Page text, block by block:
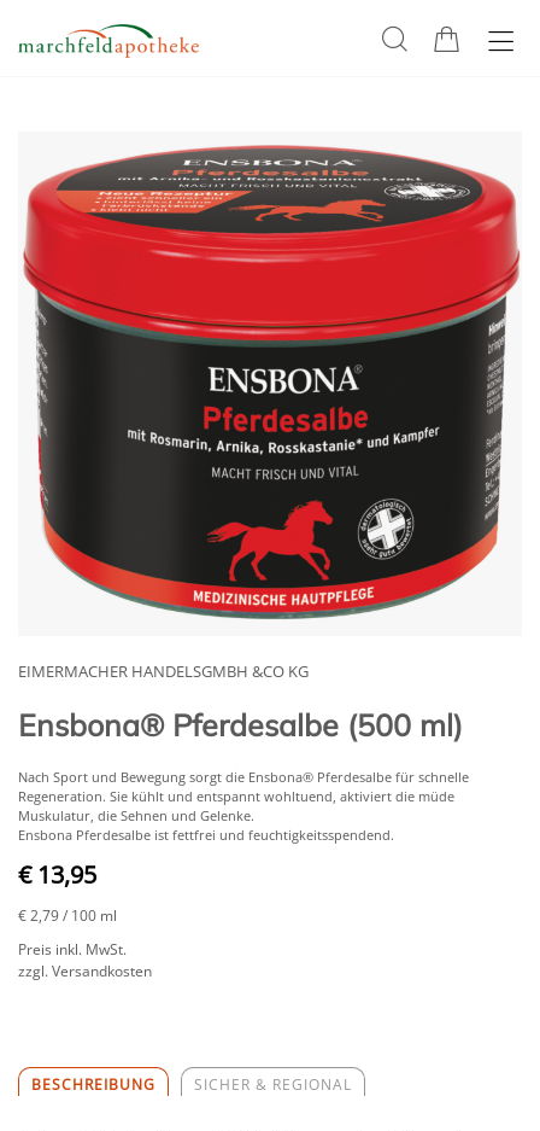
EIMERMACHER HANDELSGMBH &CO KG
Ensbona® Pferdesalbe (500 ml)
Nach Sport und Bewegung sorgt die Ensbona® Pferdesalbe für schnelle
Regeneration. Sie kühlt und entspannt wohltuend, aktiviert die müde
Muskulatur, die Sehnen und Gelenke.
Ensbona Pferdesalbe ist fettfrei und feuchtigkeitsspendend.
€ 13,95
€ 2,79/ 100 ml
Preis inkl. MwSt.
zzgl. Versandkosten
BESCHREIBUNG SICHER & REGIONAL